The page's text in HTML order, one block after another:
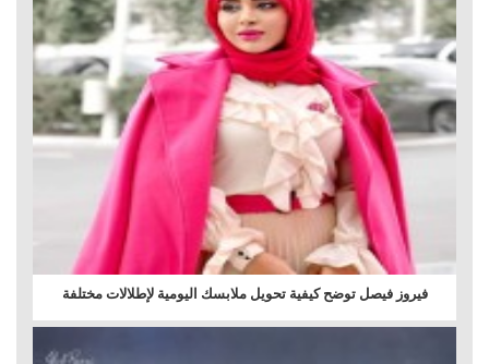
فيروز فيصل توضح كيفية تحويل ملابسك اليومية لإطلالات مختلفة